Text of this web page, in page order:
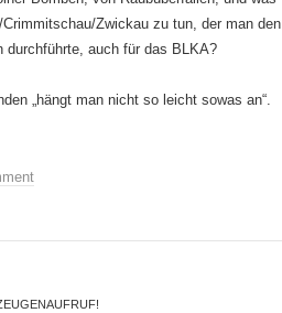
Zwickau zu tun, der man den
durchführte, auch für das BLKA?
„hängt man nicht so leicht sowas an“.